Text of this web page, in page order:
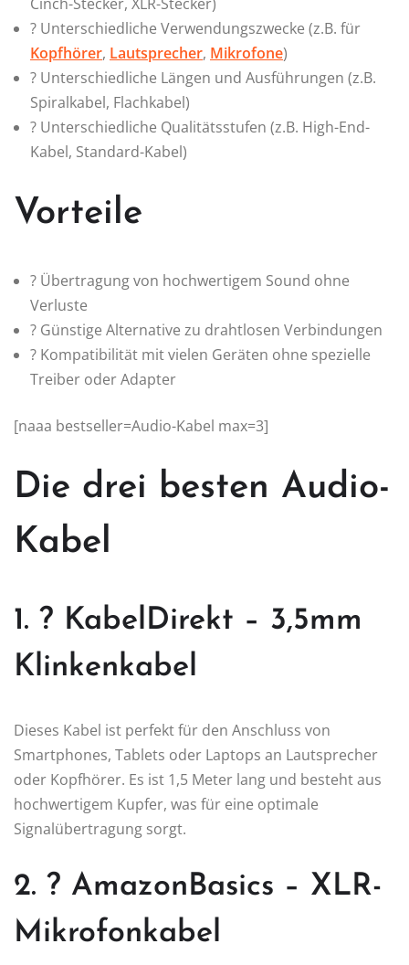
?️ Unterschiedliche Verwendungszwecke (z.B. für
Kopfhörer, Lautsprecher, Mikrofone)
? Unterschiedliche Längen und Ausführungen (z.B.
Spiralkabel, Flachkabel)
? Unterschiedliche Qualitätsstufen (z.B. High-End-
Kabel, Standard-Kabel)
Vorteile
? Übertragung von hochwertigem Sound ohne
Verluste
? Günstige Alternative zu drahtlosen Verbindungen
? Kompatibilität mit vielen Geräten ohne spezielle
Treiber oder Adapter
[naaa bestseller=Audio-Kabel max=3]
Die drei besten Audio-
Kabel
1. ? KabelDirekt – 3,5mm
Klinkenkabel
Dieses Kabel ist perfekt für den Anschluss von
Smartphones, Tablets oder Laptops an Lautsprecher
oder Kopfhörer. Es ist 1,5 Meter lang und besteht aus
hochwertigem Kupfer, was für eine optimale
Signalübertragung sorgt.
2. ? AmazonBasics – XLR-
Mikrofonkabel